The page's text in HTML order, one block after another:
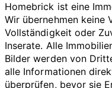
Homebrick ist eine
Wir übernehmen keine
Vollständigkeit oder
Inserate. Alle
Bilder werden von
alle Informationen
überprüfen, bevor sie